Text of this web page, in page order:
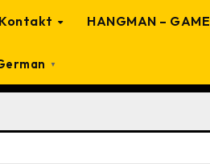
Kontakt HANGMAN – GAME
▼